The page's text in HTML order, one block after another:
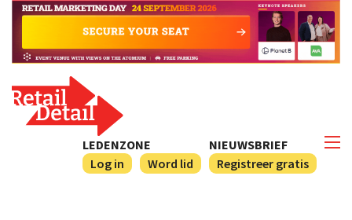
NIEUWSBRIEF
Registreer gratis
LEDENZONE
Log in
Word lid